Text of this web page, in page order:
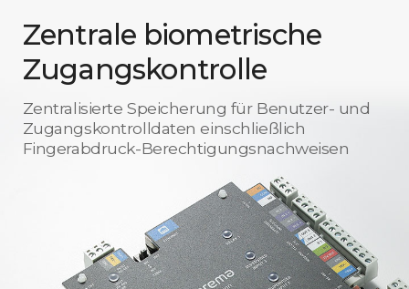
Zentrale biometrische
Zugangskontrolle
Zentralisierte Speicherung für Benutzer- und
Zugangskontrolldaten einschließlich
Fingerabdruck-Berechtigungsnachweisen